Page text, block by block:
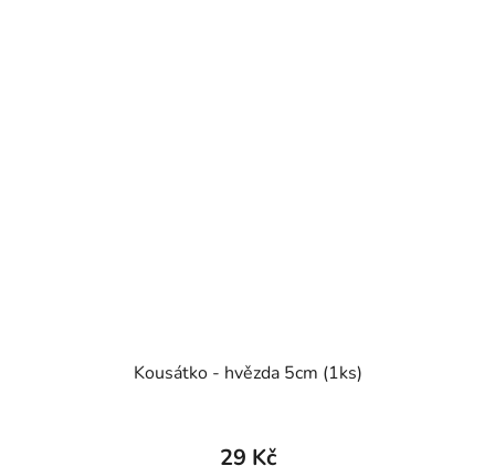
Kousátko - hvězda 5cm (1ks)
29 Kč